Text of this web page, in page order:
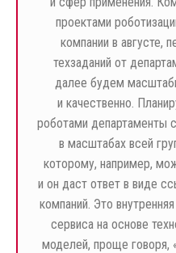
проектами
компании в августе,
техзаданий от
далее будем
и качественно.
роботами департаменты
в масштабах всей
которому, например,
и он даст ответ в виде
компаний. Это
сервиса на основе
моделей, проще говоря,